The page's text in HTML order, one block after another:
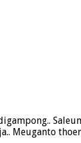
Meuganto